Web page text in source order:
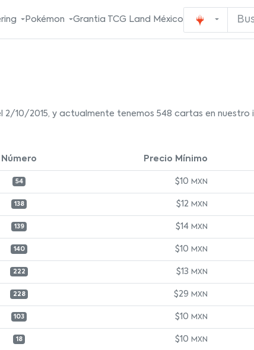
Pokémon Grantia TCG Land México
2/10/2015, y actualmente tenemos 548 cartas en nuestro
Número Precio Mínimo
54 $10 MXN
138 $12 MXN
139 $14 MXN
140 $10 MXN
222 $13 MXN
228 $29 MXN
103 $10 MXN
18 $10 MXN